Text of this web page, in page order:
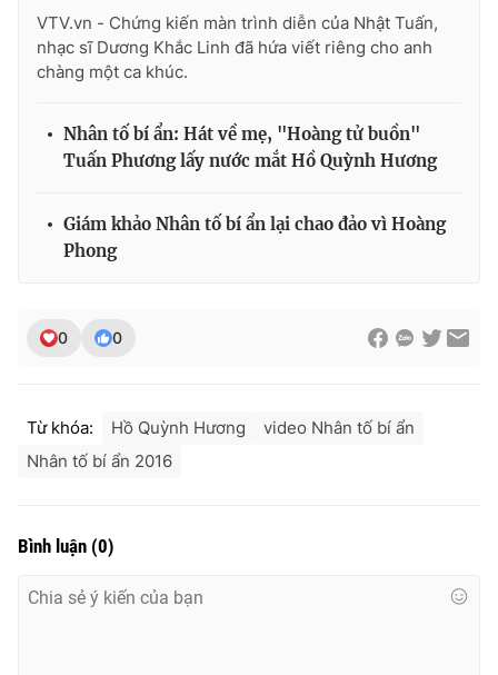
Ðiện thoại Thời báo VTV:
024.66 897 897
Email:toasoan@vtv.vn
Liên hệ quảng cáo:024-7300.7108
thông tin từ website này.
VTV.vn - Chứng kiến màn trình diễn của Nhật Tuấn,
nhạc sĩ Dương Khắc Linh đã hứa viết riêng cho anh
chàng một ca khúc.
Nhân tố bí ẩn: Hát về mẹ, "Hoàng tử buồn"
Tuấn Phương lấy nước mắt Hồ Quỳnh Hương
Giám khảo Nhân tố bí ẩn lại chao đảo vì Hoàng
Phong
0 0
Từ khóa: Hồ Quỳnh Hương
video Nhân tố bí ẩn
Nhân tố bí ẩn 2016
Bình luận (0)